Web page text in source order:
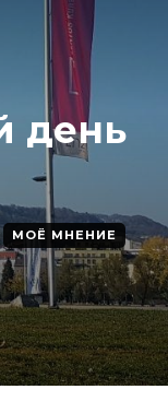
день
МОЁ МНЕНИЕ